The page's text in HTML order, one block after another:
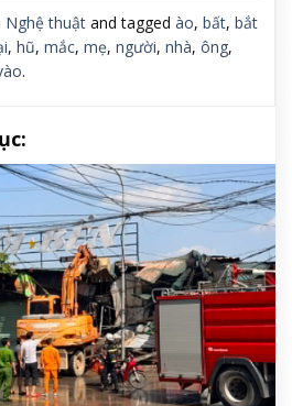
Nghệ thuật and tagged ào, bất, bắt
, hũ, mắc, mẹ, người, nhà, ông,
.